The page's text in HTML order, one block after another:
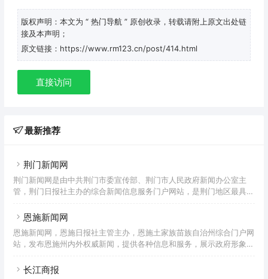
版权声明：本文为 “ 热门导航 ” 原创收录，转载请附上原文出处链
接及本声明；
原文链接：https://www.rm123.cn/post/414.html
直接访问
最新推荐
荆门新闻网
荆门新闻网是由中共荆门市委宣传部、荆门市人民政府新闻办公室主
管，荆门日报社主办的综合新闻信息服务门户网站，是荆门地区最具影
恩施新闻网
恩施新闻网，恩施日报社主管主办，恩施土家族苗族自治州综合门户网
站，发布恩施州内外权威新闻，提供各种信息和服务，展示政府形象、
长江商报